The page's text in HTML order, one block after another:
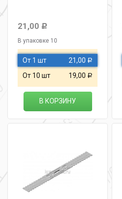
21,00 Р
В упаковке 10
От 1 шт 21,00 Р
От 10 шт 19,00 Р
В КОРЗИНУ